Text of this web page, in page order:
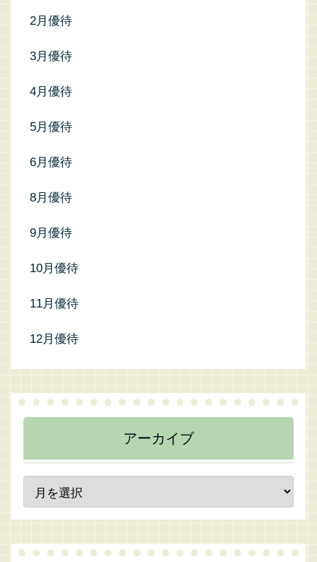
2月優待
3月優待
4月優待
5月優待
6月優待
8月優待
9月優待
10月優待
11月優待
12月優待
アーカイブ